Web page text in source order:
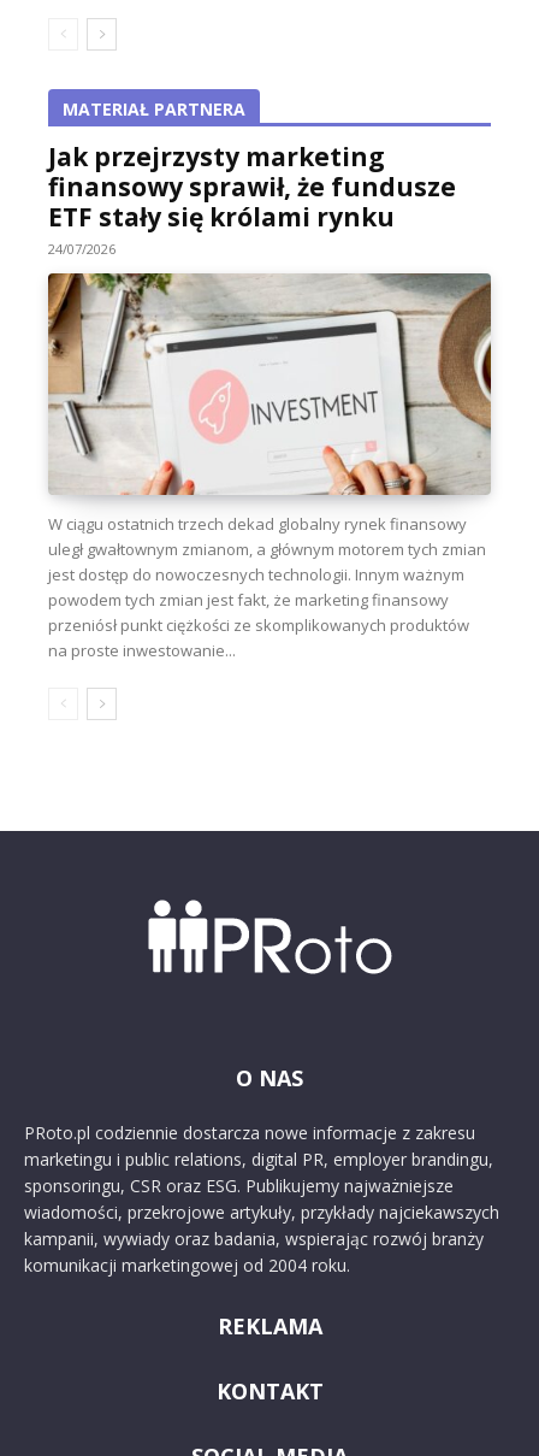
MATERIAŁ PARTNERA
Jak przejrzysty marketing
finansowy sprawił, że fundusze
ETF stały się królami rynku
24/07/2026
W ciągu ostatnich trzech dekad globalny rynek finansowy
uległ gwałtownym zmianom, a głównym motorem tych zmian
jest dostęp do nowoczesnych technologii. Innym ważnym
powodem tych zmian jest fakt, że marketing finansowy
przeniósł punkt ciężkości ze skomplikowanych produktów
na proste inwestowanie...
O NAS
PRoto.pl codziennie dostarcza nowe informacje z zakresu
marketingu i public relations, digital PR, employer brandingu,
sponsoringu, CSR oraz ESG. Publikujemy najważniejsze
wiadomości, przekrojowe artykuły, przykłady najciekawszych
kampanii, wywiady oraz badania, wspierając rozwój branży
komunikacji marketingowej od 2004 roku.
REKLAMA
KONTAKT